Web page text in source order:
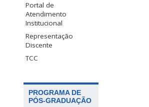
Portal de
Atendimento
Institucional
Representação
Discente
TCC
PROGRAMA DE
PÓS-GRADUAÇÃO